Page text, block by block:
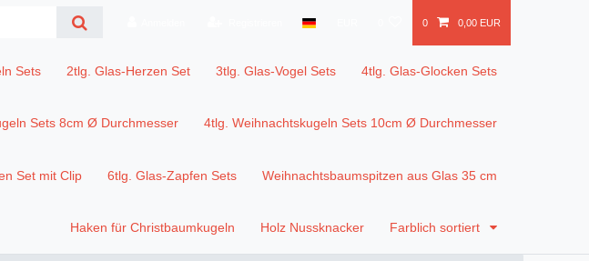
0 0,00 EUR
Sets 2tlg. Glas-Herzen Set 3tlg. Glas-Vogel Sets 4tlg. Glas-Glocken Sets
Sets 8cm Ø Durchmesser 4tlg. Weihnachtskugeln Sets 10cm Ø Durchmesser
Set mit Clip 6tlg. Glas-Zapfen Sets Weihnachtsbaumspitzen aus Glas 35 cm
Haken für Christbaumkugeln Holz Nussknacker Farblich sortiert